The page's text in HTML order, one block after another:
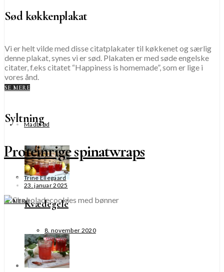
Sød køkkenplakat
Vi er helt vilde med disse citatplakater til køkkenet og særlig
denne plakat, synes vi er sød. Plakaten er med søde engelske
citater, f.eks citatet “Happiness is homemade”, som er lige i
vores ånd.
SE MERE
Syltning
Kvædegelé
8. november 2020
Madbrød
Proteinrige spinatwraps
Trine Ellegaard
23. januar 2025
SE MERE